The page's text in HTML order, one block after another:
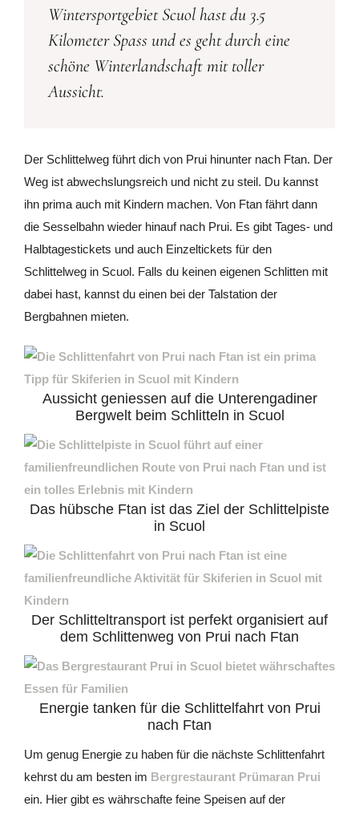
Wintersportgebiet Scuol hast du 3.5
Kilometer Spass und es geht durch eine
schöne Winterlandschaft mit toller
Aussicht.
Der Schlittelweg führt dich von Prui hinunter nach Ftan. Der
Weg ist abwechslungsreich und nicht zu steil. Du kannst
ihn prima auch mit Kindern machen. Von Ftan fährt dann
die Sesselbahn wieder hinauf nach Prui. Es gibt Tages- und
Halbtagestickets und auch Einzeltickets für den
Schlittelweg in Scuol. Falls du keinen eigenen Schlitten mit
dabei hast, kannst du einen bei der Talstation der
Bergbahnen mieten.
Aussicht geniessen auf die Unterengadiner
Bergwelt beim Schlitteln in Scuol
Das hübsche Ftan ist das Ziel der Schlittelpiste
in Scuol
Der Schlitteltransport ist perfekt organisiert auf
dem Schlittenweg von Prui nach Ftan
Energie tanken für die Schlittelfahrt von Prui
nach Ftan
Um genug Energie zu haben für die nächste Schlittenfahrt
kehrst du am besten im Bergrestaurant Prümaran Prui
ein. Hier gibt es währschafte feine Speisen auf der